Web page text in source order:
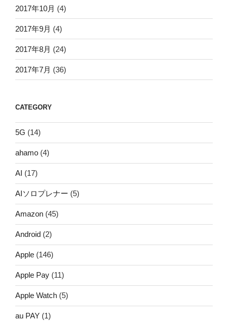
2017年10月 (4)
2017年9月 (4)
2017年8月 (24)
2017年7月 (36)
CATEGORY
5G (14)
ahamo (4)
AI (17)
AIソロプレナー (5)
Amazon (45)
Android (2)
Apple (146)
Apple Pay (11)
Apple Watch (5)
au PAY (1)